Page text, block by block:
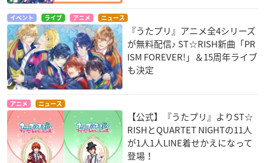
イベント ライブ アニメ ニュース
『うたプリ』アニメ全4シリーズ
が無料配信♪ ST☆RISH新曲「PR
ISM FOREVER!」＆15周年ライブ
も決定
アニメ ニュース
【公式】『うたプリ』よりST☆
RISHとQUARTET NIGHTの11人
が1人1人LINE着せかえになって
登場！